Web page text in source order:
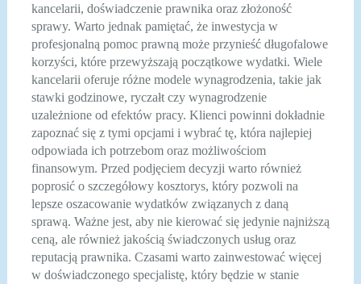
kancelarii, doświadczenie prawnika oraz złożoność
sprawy. Warto jednak pamiętać, że inwestycja w
profesjonalną pomoc prawną może przynieść długofalowe
korzyści, które przewyższają początkowe wydatki. Wiele
kancelarii oferuje różne modele wynagrodzenia, takie jak
stawki godzinowe, ryczałt czy wynagrodzenie
uzależnione od efektów pracy. Klienci powinni dokładnie
zapoznać się z tymi opcjami i wybrać tę, która najlepiej
odpowiada ich potrzebom oraz możliwościom
finansowym. Przed podjęciem decyzji warto również
poprosić o szczegółowy kosztorys, który pozwoli na
lepsze oszacowanie wydatków związanych z daną
sprawą. Ważne jest, aby nie kierować się jedynie najniższą
ceną, ale również jakością świadczonych usług oraz
reputacją prawnika. Czasami warto zainwestować więcej
w doświadczonego specjalistę, który będzie w stanie